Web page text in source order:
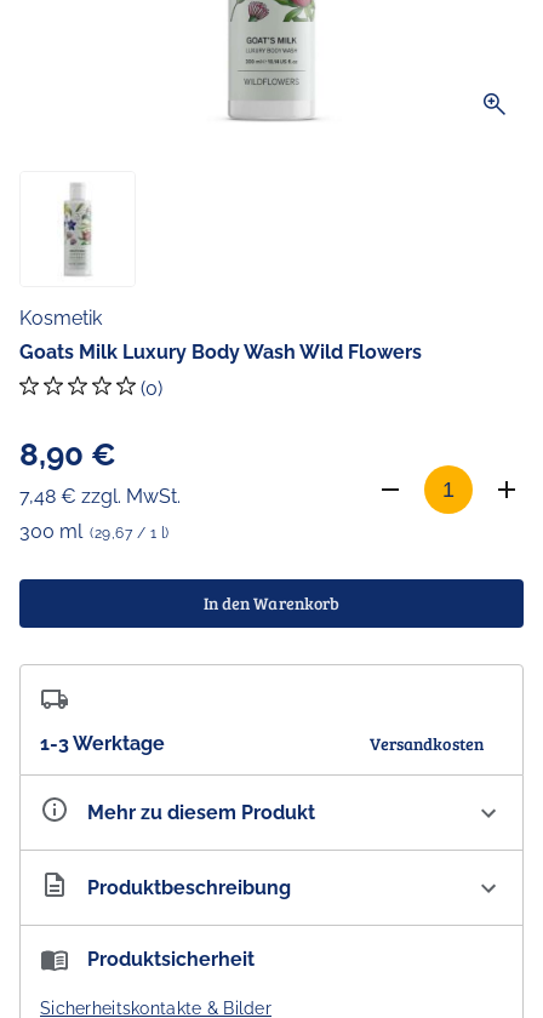
zoom_in
Kosmetik
Goats Milk Luxury Body Wash Wild Flowers
(0)
8,90 €
7,48 € zzgl. MwSt.
300 ml (29,67 / 1 l)
In den Warenkorb
1-3 Werktage Versandkosten
Mehr zu diesem Produkt
Artikelnummer AU300121
Produktbeschreibung
The Australian Cosmetics Company Goats Milk Luxury
Produktsicherheit
Sicherheitskontakte & Bilder